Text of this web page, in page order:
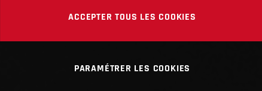
ACCEPTER TOUS LES COOKIES
PARAMÉTRER LES COOKIES